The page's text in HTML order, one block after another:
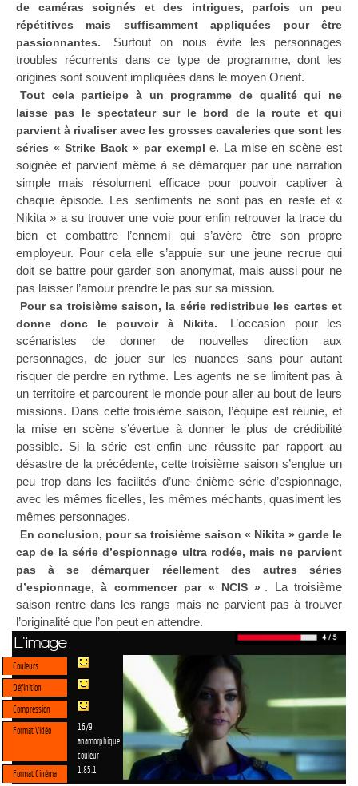
de caméras soignés et des intrigues, parfois un peu
répétitives mais suffisamment appliquées pour être
passionnantes.
Surtout on nous évite les personnages
troubles récurrents dans ce type de programme, dont les
origines sont souvent impliquées dans le moyen Orient.
Tout cela participe à un programme de qualité qui ne
laisse pas le spectateur sur le bord de la route et qui
parvient à rivaliser avec les grosses cavaleries que sont les
séries « Strike Back » par exempl e. La mise en scène est
soignée et parvient même à se démarquer par une narration
simple mais résolument efficace pour pouvoir captiver à
chaque épisode. Les sentiments ne sont pas en reste et «
Nikita » a su trouver une voie pour enfin retrouver la trace du
bien et combattre l’ennemi qui s’avère être son propre
employeur. Pour cela elle s’appuie sur une jeune recrue qui
doit se battre pour garder son anonymat, mais aussi pour ne
pas laisser l’amour prendre le pas sur sa mission.
Pour sa troisième saison, la série redistribue les cartes et
donne donc le pouvoir à Nikita.
L’occasion pour les
scénaristes de donner de nouvelles direction aux
personnages, de jouer sur les nuances sans pour autant
risquer de perdre en rythme. Les agents ne se limitent pas à
un territoire et parcourent le monde pour aller au bout de leurs
missions. Dans cette troisième saison, l’équipe est réunie, et
la mise en scène s’évertue à donner le plus de crédibilité
possible. Si la série est enfin une réussite par rapport au
désastre de la précédente, cette troisième saison s’englue un
peu trop dans les facilités d’une énième série d’espionnage,
avec les mêmes ficelles, les mêmes méchants, quasiment les
mêmes personnages.
En conclusion, pour sa troisième saison « Nikita » garde le
cap de la série d’espionnage ultra rodée, mais ne parvient
pas à se démarquer réellement des autres séries
d’espionnage, à commencer par « NCIS » . La troisième
saison rentre dans les rangs mais ne parvient pas à trouver
l’originalité que l’on peut en attendre.
L'image
Couleurs
Définition
Compression
Format Vidéo
16/9
anamorphique
couleur
Format Cinéma
1.85:1